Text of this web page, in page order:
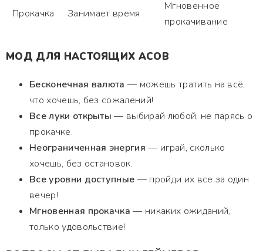
Прокачка Занимает время
Мгновенное
прокачивание
МОД ДЛЯ НАСТОЯЩИХ АСОВ
Бесконечная валюта — можешь тратить на всё,
что хочешь, без сожалений!
Все луки открыты — выбирай любой, не парясь о
прокачке.
Неограниченная энергия — играй, сколько
хочешь, без остановок.
Все уровни доступные — пройди их все за один
вечер!
Мгновенная прокачка — никаких ожиданий,
только удовольствие!